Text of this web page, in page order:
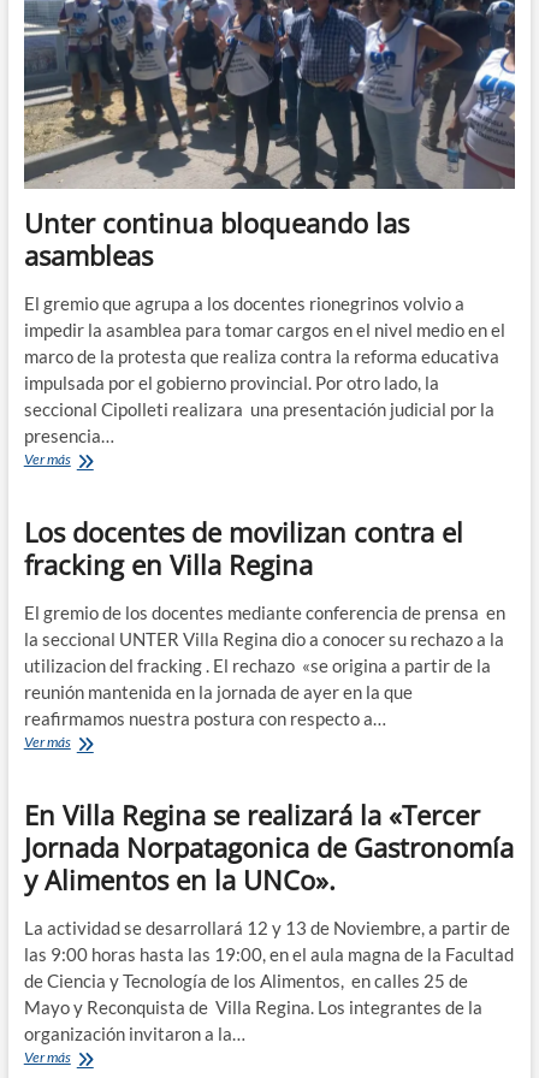
peras
Unter continua bloqueando las
asambleas
El gremio que agrupa a los docentes rionegrinos volvio a
impedir la asamblea para tomar cargos en el nivel medio en el
marco de la protesta que realiza contra la reforma educativa
impulsada por el gobierno provincial. Por otro lado, la
seccional Cipolleti realizara una presentación judicial por la
presencia…
Ver másUnter
las
asambleas
Los docentes de movilizan contra el
fracking en Villa Regina
El gremio de los docentes mediante conferencia de prensa en
la seccional UNTER Villa Regina dio a conocer su rechazo a la
utilizacion del fracking . El rechazo «se origina a partir de la
reunión mantenida en la jornada de ayer en la que
reafirmamos nuestra postura con respecto a…
Ver másLos
movilizan
contra
el
fracking
en
Regina
En Villa Regina se realizará la «Tercer
Jornada Norpatagonica de Gastronomía
y Alimentos en la UNCo».
La actividad se desarrollará 12 y 13 de Noviembre, a partir de
las 9:00 horas hasta las 19:00, en el aula magna de la Facultad
de Ciencia y Tecnología de los Alimentos, en calles 25 de
Mayo y Reconquista de Villa Regina. Los integrantes de la
organización invitaron a la…
Ver másEn